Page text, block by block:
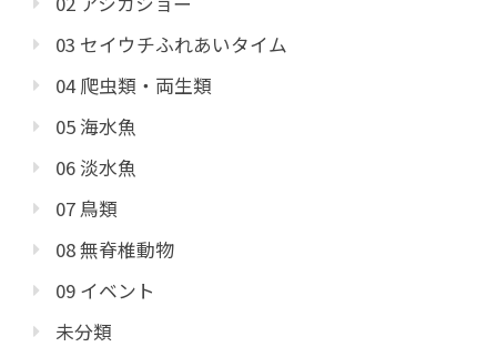
03 セイウチふれあいタイム
04 爬虫類・両生類
05 海水魚
06 淡水魚
07 鳥類
08 無脊椎動物
09 イベント
未分類